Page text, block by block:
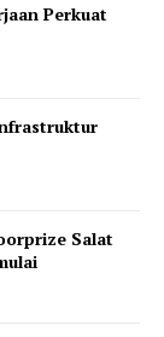
Perkuat
Salat